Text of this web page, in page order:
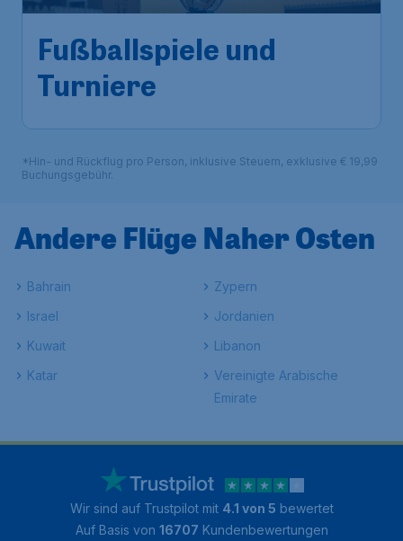
Fußballspiele und
Turniere
*Hin- und Rückflug pro Person, inklusive Steuern, exklusive € 19,99
Buchungsgebühr.
Andere Flüge Naher Osten
Bahrain
Zypern
Israel
Jordanien
Kuwait
Libanon
Katar
Vereinigte Arabische
Emirate
Wir sind auf Trustpilot mit 4.1 von 5 bewertet
Auf Basis von 16707 Kundenbewertungen